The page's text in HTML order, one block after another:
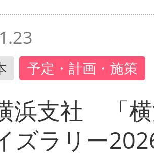
予定・計画・施策
浜支社 「
ズラリー